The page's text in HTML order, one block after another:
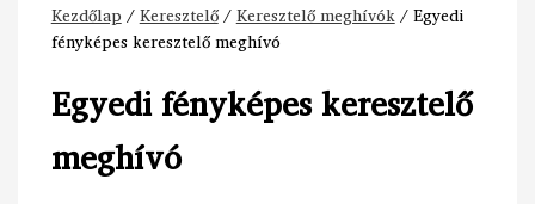
Kezdőlap /Keresztelő/Keresztelő meghívók/ Egyedi
fényképes keresztelő meghívó
Egyedi fényképes keresztelő
meghívó